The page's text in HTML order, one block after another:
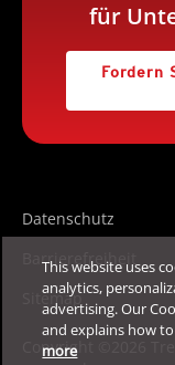
für
Fordern
Datenschutz
Barrierefreiheit
Sitemap
Copyright ©2026
This website uses
analytics,
advertising. Our
and explains how
more